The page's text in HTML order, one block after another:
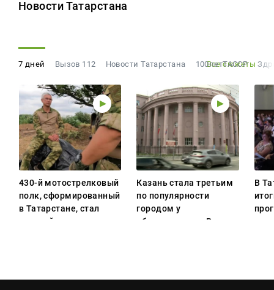
Новости Татарстана
7 дней Вызов 112 Новости Татарстана 100летТАССР
Все сюжеты
430-й мотострелковый
полк, сформированный
в Татарстане, стал
гвардейским
Казань стала третьим
по популярности
городом у
абитуриентов в России
В